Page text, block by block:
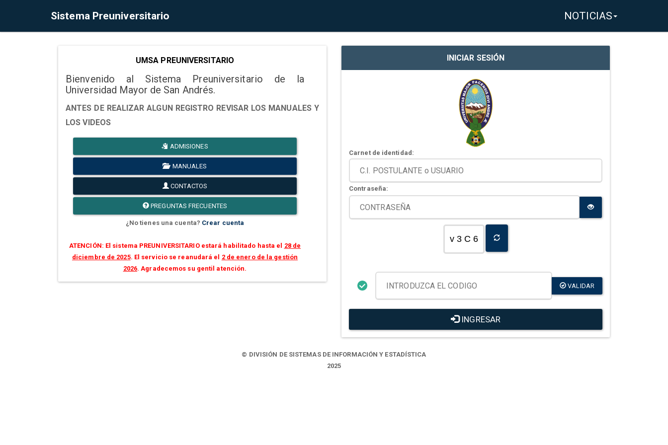
Sistema Preuniversitario NOTICIAS
UMSA PREUNIVERSITARIO
Bienvenido al Sistema Preuniversitario de la
Universidad Mayor de San Andrés.
ANTES DE REALIZAR ALGUN REGISTRO REVISAR LOS MANUALES Y
LOS VIDEOS
ADMISIONES
MANUALES
CONTACTOS
PREGUNTAS FRECUENTES
¿No tienes una cuenta? Crear cuenta
ATENCIÓN: El sistema PREUNIVERSITARIO estará habilitado hasta el 28 de
diciembre de 2025. El servicio se reanudará el 2 de enero de la gestión
2026. Agradecemos su gentil atención.
INICIAR SESIÓN
Carnet de identidad:
Contraseña:
v 3 C 6
VALIDAR
INGRESAR
© DIVISIÓN DE SISTEMAS DE INFORMACIÓN Y ESTADÍSTICA
2025